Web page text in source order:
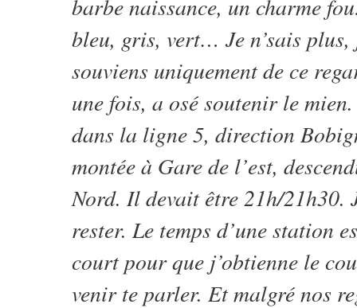
bleu, gris, vert… Je n’sais plus,
souviens uniquement de ce
une fois, a osé soutenir le
dans la ligne 5, direction
montée à Gare de l’est,
Nord. Il devait être 21h/21h30.
rester. Le temps d’une station
court pour que j’obtienne le
venir te parler. Et malgré nos